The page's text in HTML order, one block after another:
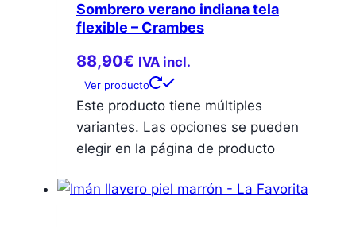
Sombrero verano indiana tela
flexible – Crambes
88,90€ IVA incl.
Ver producto
Este producto tiene múltiples
variantes. Las opciones se pueden
elegir en la página de producto